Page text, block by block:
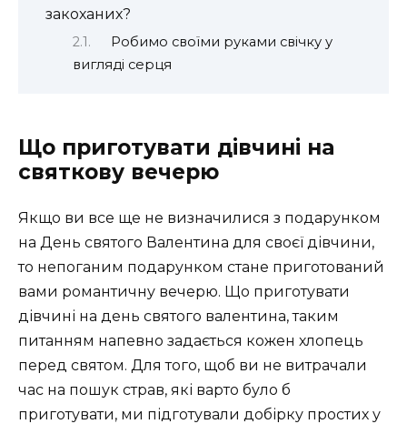
закоханих?
Робимо своїми руками свічку у
вигляді серця
Що приготувати дівчині на
святкову вечерю
Якщо ви все ще не визначилися з подарунком
на День святого Валентина для своєї дівчини,
то непоганим подарунком стане приготований
вами романтичну вечерю. Що приготувати
дівчині на день святого валентина, таким
питанням напевно задається кожен хлопець
перед святом. Для того, щоб ви не витрачали
час на пошук страв, які варто було б
приготувати, ми підготували добірку простих у